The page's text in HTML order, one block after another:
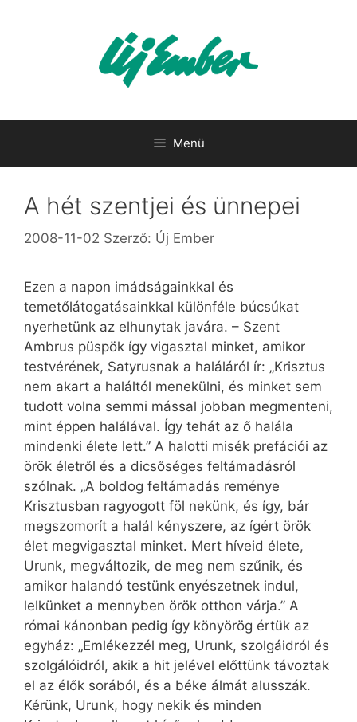
Menü
A hét szentjei és ünnepei
2008-11-02 Szerző: Új Ember
Ezen a napon imádságainkkal és
temetőlátogatásainkkal különféle búcsúkat
nyerhetünk az elhunytak javára. – Szent
Ambrus püspök így vigasztal minket, amikor
testvérének, Satyrusnak a haláláról ír: „Krisztus
nem akart a haláltól menekülni, és minket sem
tudott volna semmi mással jobban megmenteni,
mint éppen halálával. Így tehát az ő halála
mindenki élete lett.” A halotti misék prefációi az
örök életről és a dicsőséges feltámadásról
szólnak. „A boldog feltámadás reménye
Krisztusban ragyogott föl nekünk, és így, bár
megszomorít a halál kényszere, az ígért örök
élet megvigasztal minket. Mert híveid élete,
Urunk, megváltozik, de meg nem szűnik, és
amikor halandó testünk enyészetnek indul,
lelkünket a mennyben örök otthon várja.” A
római kánonban pedig így könyörög értük az
egyház: „Emlékezzél meg, Urunk, szolgáidról és
szolgálóidról, akik a hit jelével előttünk távoztak
el az élők sorából, és a béke álmát alusszák.
Kérünk, Urunk, hogy nekik és minden